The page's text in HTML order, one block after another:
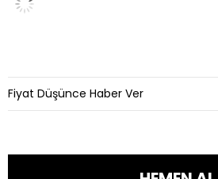
Fiyat Düşünce Haber Ver